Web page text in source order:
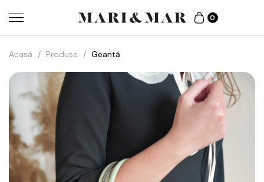
0
Acasă / Produse / Geantă